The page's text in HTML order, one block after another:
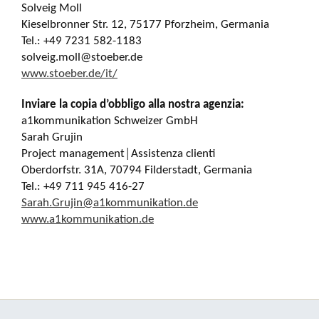
Solveig Moll
Kieselbronner Str. 12, 75177 Pforzheim, Germania
Tel.: +49 7231 582-1183
solveig.moll@stoeber.de
www.stoeber.de/it/
Inviare la copia d’obbligo alla nostra agenzia:
a1kommunikation Schweizer GmbH
Sarah Grujin
Project management│Assistenza clienti
Oberdorfstr. 31A, 70794 Filderstadt, Germania
Tel.: +49 711 945 416-27
Sarah.Grujin@a1kommunikation.de
www.a1kommunikation.de